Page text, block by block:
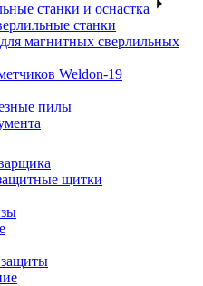
станки и оснастка
станки
магнитных сверлильных
Weldon-19
пилы
щитки
защиты